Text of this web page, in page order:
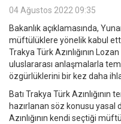
04 Ağustos 2022 09:35
Bakanlık açıklamasında,
müftülüklere yönelik kabul
Trakya Türk Azınlığının
uluslararası anlaşmalarla
özgürlüklerini bir kez daha
Batı Trakya Türk
hazırlanan söz konusu yasal
Azınlığının kendi seçtiği